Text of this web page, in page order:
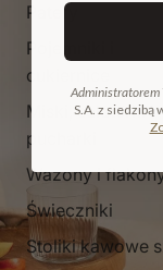
Patery
Pojemniki i
cukiernice
Miski, salaterki i
pucharki
Wazony i
Świeczniki
Stoliki kawowe
Administratorem
S.A. z siedzibą